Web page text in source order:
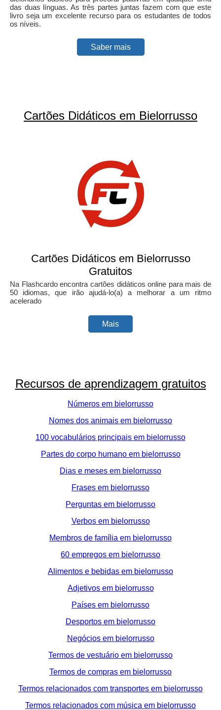
das duas línguas. As três partes juntas fazem com que este
livro seja um excelente recurso para os estudantes de todos
os níveis.
Saber mais
Cartões Didáticos em Bielorrusso
Cartões Didáticos em Bielorrusso
Gratuitos
Na Flashcardo encontra cartões didáticos online para mais de
50 idiomas, que irão ajudá-lo(a) a melhorar a um ritmo
acelerado
Mais
Recursos de aprendizagem gratuitos
Números em bielorrusso
Nomes dos animais em bielorrusso
100 vocabulários principais em bielorrusso
Partes do corpo humano em bielorrusso
Dias e meses em bielorrusso
Frases em bielorrusso
Perguntas em bielorrusso
Verbos em bielorrusso
Membros de família em bielorrusso
60 empregos em bielorrusso
Alimentos e bebidas em bielorrusso
Adjetivos em bielorrusso
Países em bielorrusso
Desportos em bielorrusso
Negócios em bielorrusso
Termos de vestuário em bielorrusso
Termos de compras em bielorrusso
Termos relacionados com transportes em bielorrusso
Termos relacionados com música em bielorrusso